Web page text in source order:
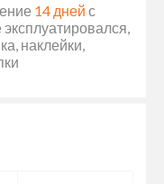
14 дней с
наклейки,